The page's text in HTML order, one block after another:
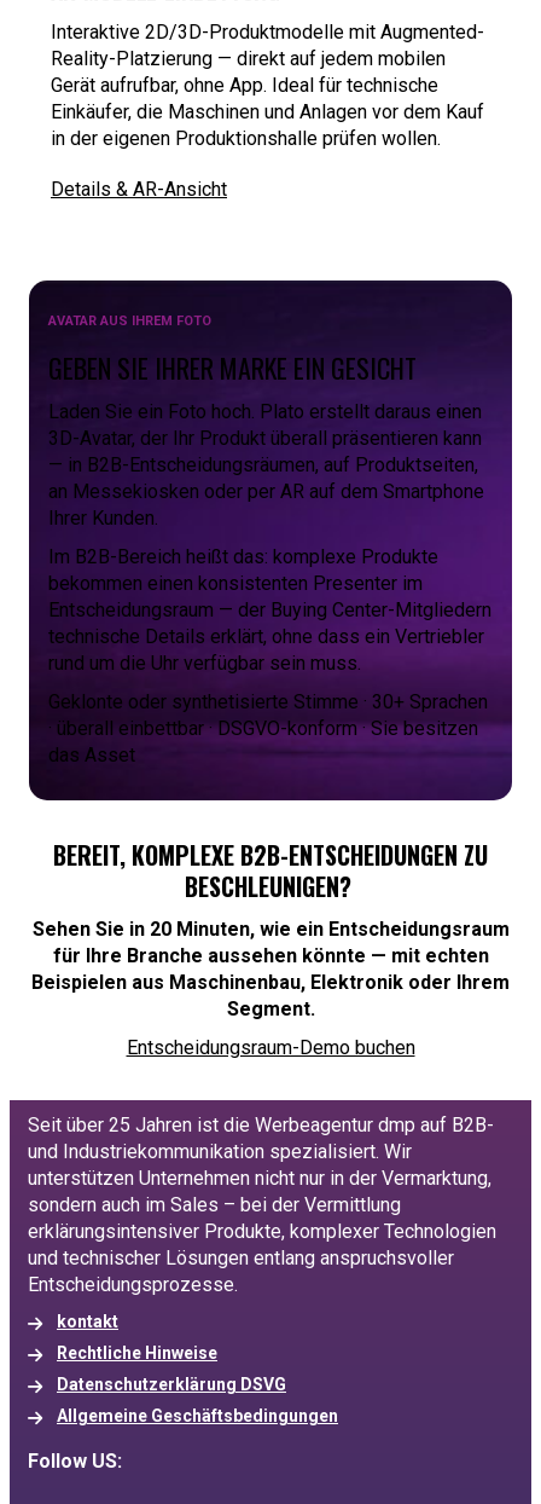
Interaktive 2D/3D-Produktmodelle mit Augmented-
Reality-Platzierung — direkt auf jedem mobilen
Gerät aufrufbar, ohne App. Ideal für technische
Einkäufer, die Maschinen und Anlagen vor dem Kauf
in der eigenen Produktionshalle prüfen wollen.
Details & AR-Ansicht
AVATAR AUS IHREM FOTO
GEBEN SIE IHRER MARKE EIN GESICHT
Laden Sie ein Foto hoch. Plato erstellt daraus einen
3D-Avatar, der Ihr Produkt überall präsentieren kann
— in B2B-Entscheidungsräumen, auf Produktseiten,
an Messekiosken oder per AR auf dem Smartphone
Ihrer Kunden.
Im B2B-Bereich heißt das: komplexe Produkte
bekommen einen konsistenten Presenter im
Entscheidungsraum — der Buying Center-Mitgliedern
technische Details erklärt, ohne dass ein Vertriebler
rund um die Uhr verfügbar sein muss.
Geklonte oder synthetisierte Stimme · 30+ Sprachen
· überall einbettbar · DSGVO-konform · Sie besitzen
das Asset
BEREIT, KOMPLEXE B2B-ENTSCHEIDUNGEN ZU
BESCHLEUNIGEN?
Sehen Sie in 20 Minuten, wie ein Entscheidungsraum
für Ihre Branche aussehen könnte — mit echten
Beispielen aus Maschinenbau, Elektronik oder Ihrem
Segment.
Entscheidungsraum-Demo buchen
Seit über 25 Jahren ist die Werbeagentur dmp auf B2B-
und Industriekommunikation spezialisiert. Wir
unterstützen Unternehmen nicht nur in der Vermarktung,
sondern auch im Sales – bei der Vermittlung
erklärungsintensiver Produkte, komplexer Technologien
und technischer Lösungen entlang anspruchsvoller
Entscheidungsprozesse.
kontakt
Rechtliche Hinweise
Datenschutzerklärung DSVG
Allgemeine Geschäftsbedingungen
Follow US: